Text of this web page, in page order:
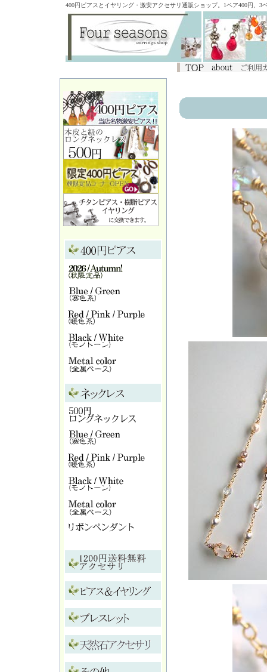
400円ピアスとイヤリング・激安アクセサリ通販ショップ。1ペア400円、